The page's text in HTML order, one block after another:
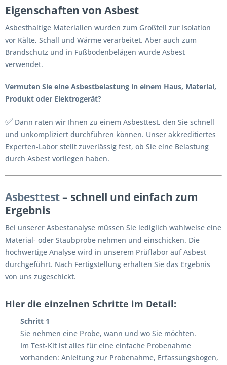
Eigenschaften von Asbest
Asbesthaltige Materialien wurden zum Großteil zur Isolation
vor Kälte, Schall und Wärme verarbeitet. Aber auch zum
Brandschutz und in Fußbodenbelägen wurde Asbest
verwendet.
Vermuten Sie eine Asbestbelastung in einem Haus, Material,
Produkt oder Elektrogerät?
✅ Dann raten wir Ihnen zu einem Asbesttest, den Sie schnell
und unkompliziert durchführen können. Unser akkreditiertes
Experten-Labor stellt zuverlässig fest, ob Sie eine Belastung
durch Asbest vorliegen haben.
Asbesttest– schnell und einfach zum
Ergebnis
Bei unserer Asbestanalyse müssen Sie lediglich wahlweise eine
Material- oder Staubprobe nehmen und einschicken. Die
hochwertige Analyse wird in unserem Prüflabor auf Asbest
durchgeführt. Nach Fertigstellung erhalten Sie das Ergebnis
von uns zugeschickt.
Hier die einzelnen Schritte im Detail:
Schritt 1
Sie nehmen eine Probe, wann und wo Sie möchten.
Im Test-Kit ist alles für eine einfache Probenahme
vorhanden: Anleitung zur Probenahme, Erfassungsbogen,